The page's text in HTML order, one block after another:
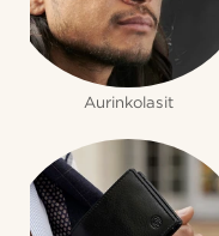
Aurinkolasit